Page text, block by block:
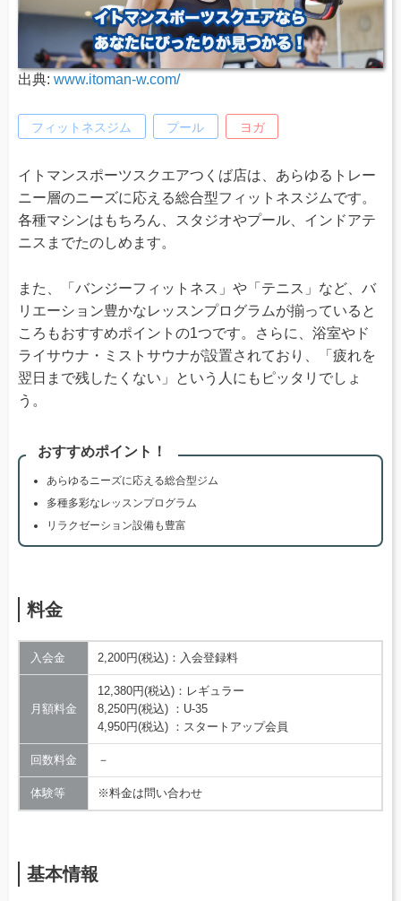
出典: www.itoman-w.com/
フィットネスジム プール ヨガ
イトマンスポーツスクエアつくば店は、あらゆるトレー
ニー層のニーズに応える総合型フィットネスジムです。
各種マシンはもちろん、スタジオやプール、インドアテ
ニスまでたのしめます。
また、「バンジーフィットネス」や「テニス」など、バ
リエーション豊かなレッスンプログラムが揃っていると
ころもおすすめポイントの1つです。さらに、浴室やド
ライサウナ・ミストサウナが設置されており、「疲れを
翌日まで残したくない」という人にもピッタリでしょ
う。
おすすめポイント！
あらゆるニーズに応える総合型ジム
多種多彩なレッスンプログラム
リラクゼーション設備も豊富
料金
入会金 2,200円(税込)：入会登録料
月額料金
12,380円(税込)：レギュラー
8,250円(税込) ：U-35
4,950円(税込) ：スタートアップ会員
回数料金 －
体験等 ※料金は問い合わせ
基本情報